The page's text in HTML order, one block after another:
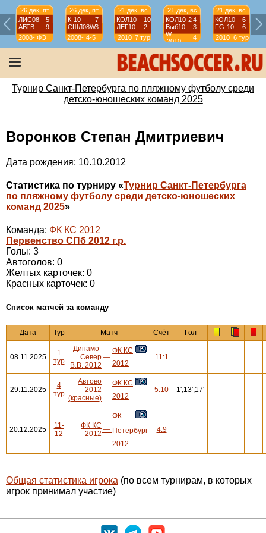
26 дек, пт
ЛИС08
5
АВТВ
9
2008-
2009
ФЭ
26 дек, пт
К-10
7
СШЛ08W3
2008-
2009
4-5
21 дек, вс
КОЛ10
10
ЛЕГ10
2
2010 7 тур
21 дек, вс
КОЛ10-24
Выб10-
W
3
2010
4
тур
21 дек, вс
КОЛ10
6
FG-10
6
2010 6 тур
Турнир Санкт-Петербурга по пляжному футболу среди
детско-юношеских команд 2025
Воронков Степан Дмитриевич
Дата рождения: 10.10.2012
Статистика по турниру «Турнир Санкт-Петербурга
по пляжному футболу среди детско-юношеских
команд 2025»
Команда: ФК КС 2012
Первенство СПб 2012 г.р.
Голы: 3
Автоголов: 0
Желтых карточек: 0
Красных карточек: 0
Cписок матчей за команду
Дата Тур Матч Счёт Гол
08.11.2025
1
тур
Динамо-
Север
В.В. 2012
—
ФК КС
2012
11:1
29.11.2025
4
тур
Автово
2012
(красные)
—
ФК КС
2012
5:10 1',13',17'
20.12.2025
11-
12
ФК КС
2012 —
ФК
Петербург
2012
4:9
Общая статистика игрока (по всем турнирам, в которых
игрок принимал участие)